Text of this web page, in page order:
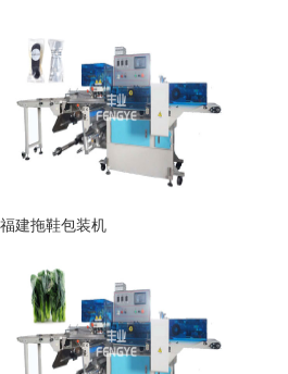
福建拖鞋包装机